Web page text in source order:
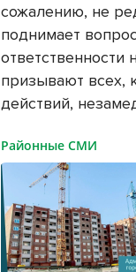
сожалению, не
поднимает
призывают всех,
действий,
Районные СМИ